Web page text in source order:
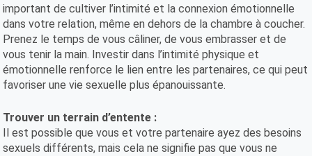
important de cultiver l’intimité et la connexion émotionnelle
dans votre relation, même en dehors de la chambre à coucher.
Prenez le temps de vous câliner, de vous embrasser et de
vous tenir la main. Investir dans l’intimité physique et
émotionnelle renforce le lien entre les partenaires, ce qui peut
favoriser une vie sexuelle plus épanouissante.
Trouver un terrain d’entente :
Il est possible que vous et votre partenaire ayez des besoins
sexuels différents, mais cela ne signifie pas que vous ne